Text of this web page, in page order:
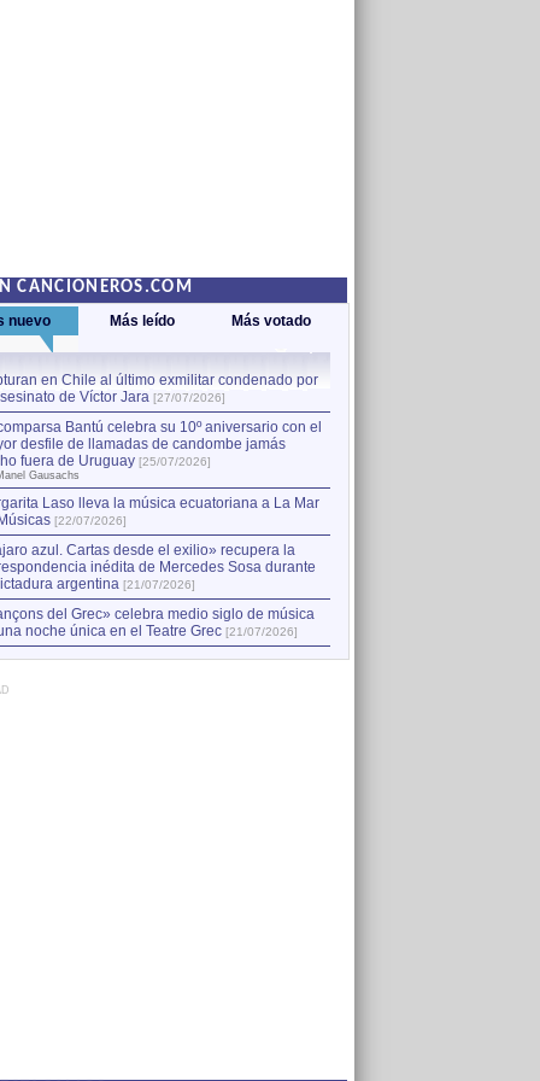
CANCIONEROS.COM
nuevo Más leído Más votado
en Chile al último exmilitar condenado por
de Víctor Jara [27/07/2026]
Bantú celebra su 10º aniversario con el
desfile de llamadas de candombe jamás
fuera de Uruguay [25/07/2026]
Gausachs
Laso lleva la música ecuatoriana a La Mar
[22/07/2026]
azul. Cartas desde el exilio» recupera la
inédita de Mercedes Sosa durante
argentina [21/07/2026]
del Grec» celebra medio siglo de música
noche única en el Teatre Grec [21/07/2026]